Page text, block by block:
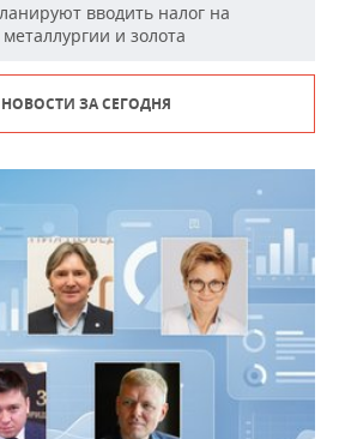
вводить налог на
и золота
НОВОСТИ ЗА СЕГОДНЯ